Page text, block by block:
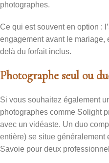
photographes.
Ce qui est souvent en option :
engagement avant le mariage,
delà du forfait inclus.
Photographe seul ou
Si vous souhaitez également
photographes comme Solight
avec un vidéaste. Un duo
entière) se situe généralement
Savoie pour deux